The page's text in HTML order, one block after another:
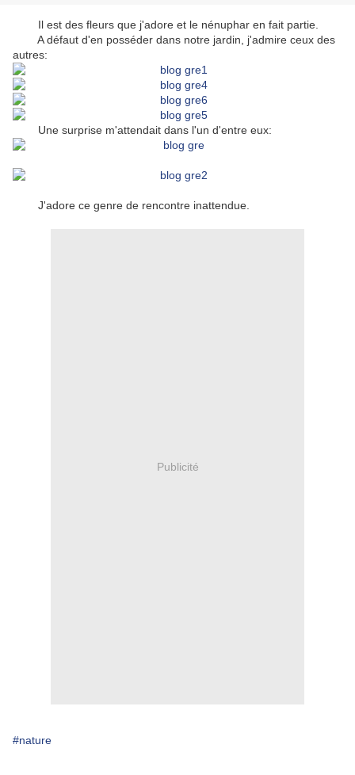
Il est des fleurs que j'adore et le nénuphar en fait partie.
A défaut d'en posséder dans notre jardin, j'admire ceux des
autres:
Une surprise m'attendait dans l'un d'entre eux:
J'adore ce genre de rencontre inattendue.
Publicité
#nature